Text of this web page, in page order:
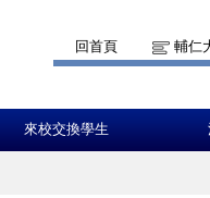
回首頁 輔仁
來校交換學生